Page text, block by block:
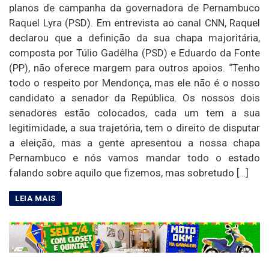
planos de campanha da governadora de Pernambuco
Raquel Lyra (PSD). Em entrevista ao canal CNN, Raquel
declarou que a definição da sua chapa majoritária,
composta por Túlio Gadêlha (PSD) e Eduardo da Fonte
(PP), não oferece margem para outros apoios. “Tenho
todo o respeito por Mendonça, mas ele não é o nosso
candidato a senador da República. Os nossos dois
senadores estão colocados, cada um tem a sua
legitimidade, a sua trajetória, tem o direito de disputar
a eleição, mas a gente apresentou a nossa chapa
Pernambuco e nós vamos mandar todo o estado
falando sobre aquilo que fizemos, mas sobretudo […]